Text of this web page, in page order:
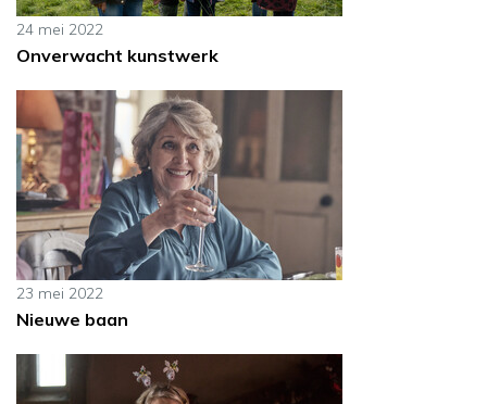
24 mei 2022
Onverwacht kunstwerk
23 mei 2022
Nieuwe baan